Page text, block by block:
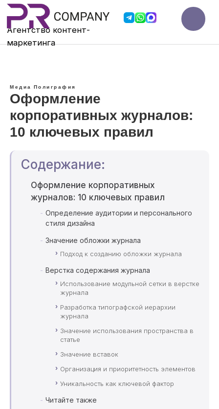
Агентство контент-
маркетинга
Медиа Полиграфия
Оформление
корпоративных журналов:
10 ключевых правил
Содержание:
Оформление корпоративных
журналов: 10 ключевых правил
Определение аудитории и персонального
стиля дизайна
Значение обложки журнала
Подход к созданию обложки журнала
Верстка содержания журнала
Использование модульной сетки в верстке
журнала
Разработка типографской иерархии
журнала
Значение использования пространства в
статье
Значение вставок
Организация и приоритетность элементов
Уникальность как ключевой фактор
Читайте также